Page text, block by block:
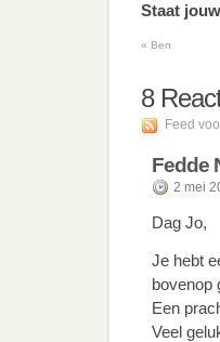
Staat
« Ben
8
Feed
Fedde
2 mei
Dag Jo,
Je hebt
bovenop
Een
Veel